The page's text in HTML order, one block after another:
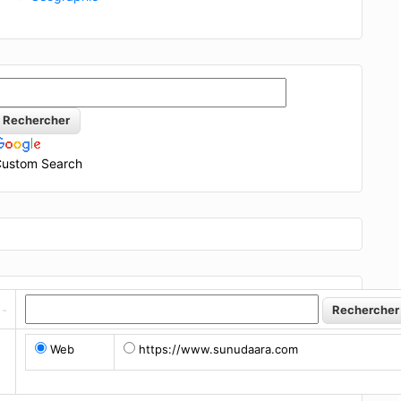
CO2=VCO2VMCO2 (CNTP)⇒6×mC
Search
Web https://www.sunudaara.com